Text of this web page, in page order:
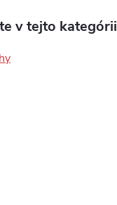
v tejto kategórii